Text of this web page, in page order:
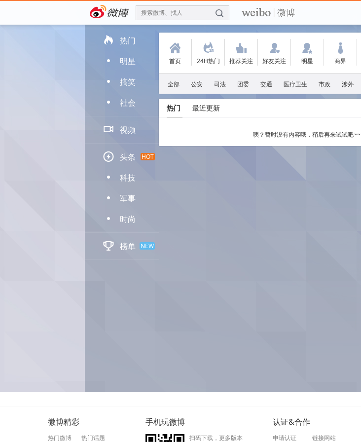
搜索微博、找人 f
 热门
D 明星
D 搞笑
D 社会
 视频
 头条 HOT
D 科技
D 军事
D 时尚
 榜单 NEW
(
首页
.
24H热门
'
推荐关注
:
好友关注
w
明星
+
商界
全部 公安 司法 团委 交通 医疗卫生 市政 涉外
热门 最近更新
咦？暂时没有内容哦，稍后再来试试吧~~
微博精彩
热门微博 热门话题
手机玩微博
扫码下载，更多版本
认证&合作
申请认证 链接网站